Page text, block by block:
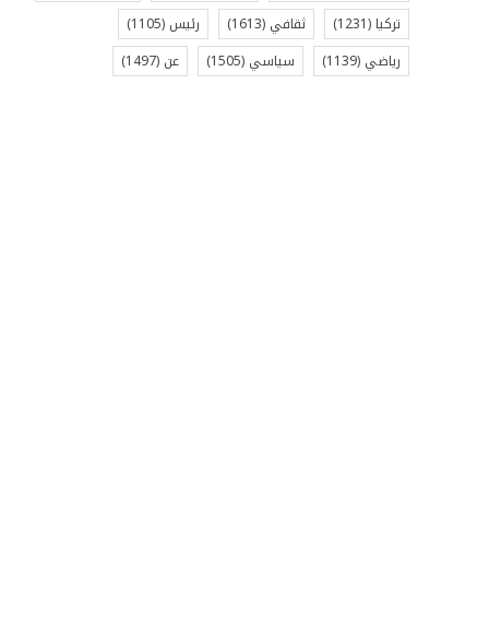
تركيا (1231) ثقافي (1613) رئيس (1105)
رياضي (1139) سياسي (1505) عن (1497)